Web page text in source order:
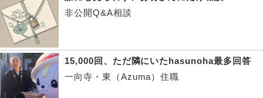
非公開Q&A相談
15,000回、ただ隣にいたhasunoha最多回答
一向寺・東（Azuma）住職